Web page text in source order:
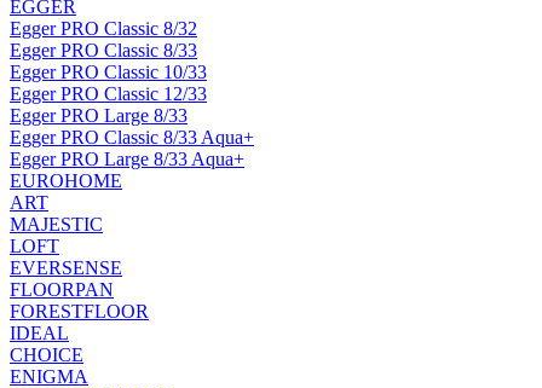
EGGER
Egger PRO Classic 8/32
Egger PRO Classic 8/33
Egger PRO Classic 10/33
Egger PRO Classic 12/33
Egger PRO Large 8/33
Egger PRO Classic 8/33 Aqua+
Egger PRO Large 8/33 Aqua+
EUROHOME
ART
MAJESTIC
LOFT
EVERSENSE
FLOORPAN
FORESTFLOOR
IDEAL
CHOICE
ENIGMA